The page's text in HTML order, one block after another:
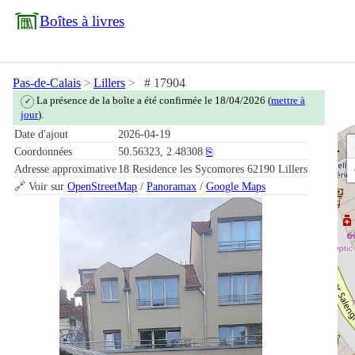
Boîtes à livres
Pas-de-Calais Lillers # 17904
✓ La présence de la boîte a été confirmée le 18/04/2026 (mettre à
jour).
Date d'ajout
2026-04-19
Coordonnées
50.56323, 2.48308 ⎘
Adresse approximative18 Residence les Sycomores 62190 Lillers
🔗 Voir sur OpenStreetMap / Panoramax / Google Maps